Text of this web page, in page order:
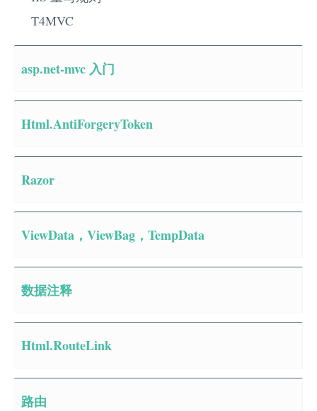
T4MVC
asp.net-mvc 入门
Html.AntiForgeryToken
Razor
ViewData，ViewBag，TempData
数据注释
Html.RouteLink
路由